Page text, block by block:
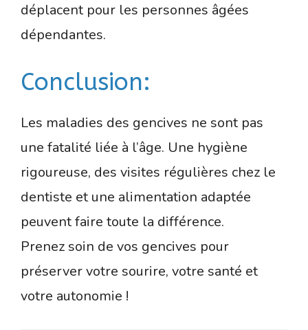
déplacent pour les personnes âgées
dépendantes.
Conclusion:
Les maladies des gencives ne sont pas
une fatalité liée à l’âge. Une hygiène
rigoureuse, des visites régulières chez le
dentiste et une alimentation adaptée
peuvent faire toute la différence.
Prenez soin de vos gencives pour
préserver votre sourire, votre santé et
votre autonomie !